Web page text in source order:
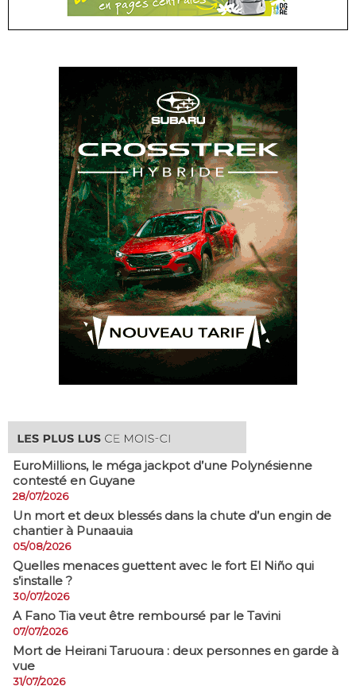
EuroMillions, ​le méga jackpot d’une Polynésienne
contesté en Guyane
28/07/2026
​Un mort et deux blessés dans la chute d’un engin de
chantier à Punaauia
05/08/2026
Quelles menaces guettent avec le fort El Niño qui
s’installe ?
30/07/2026
A Fano Tia veut être remboursé par le Tavini
07/07/2026
Mort de Heirani Taruoura : deux personnes en garde à
vue
31/07/2026